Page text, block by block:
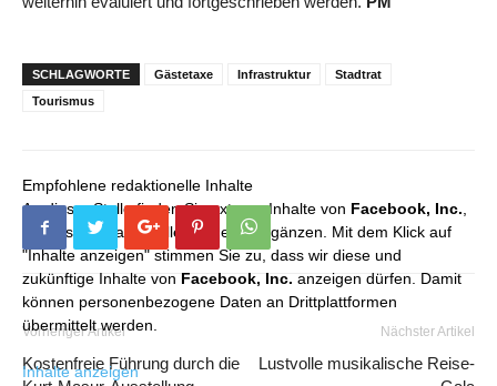
SCHLAGWORTE Gästetaxe Infrastruktur
Stadtrat
Tourismus
Empfohlene redaktionelle Inhalte
An dieser Stelle finden Sie externe Inhalte von Facebook, Inc.,
die unser redaktionelles Angebot ergänzen. Mit dem Klick auf
"Inhalte anzeigen" stimmen Sie zu, dass wir diese und
zukünftige Inhalte von Facebook, Inc. anzeigen dürfen. Damit
können personenbezogene Daten an Drittplattformen
übermittelt werden.
Inhalte anzeigen
Vorheriger Artikel
Kostenfreie Führung durch die
Nächster Artikel
Lustvolle musikalische Reise-